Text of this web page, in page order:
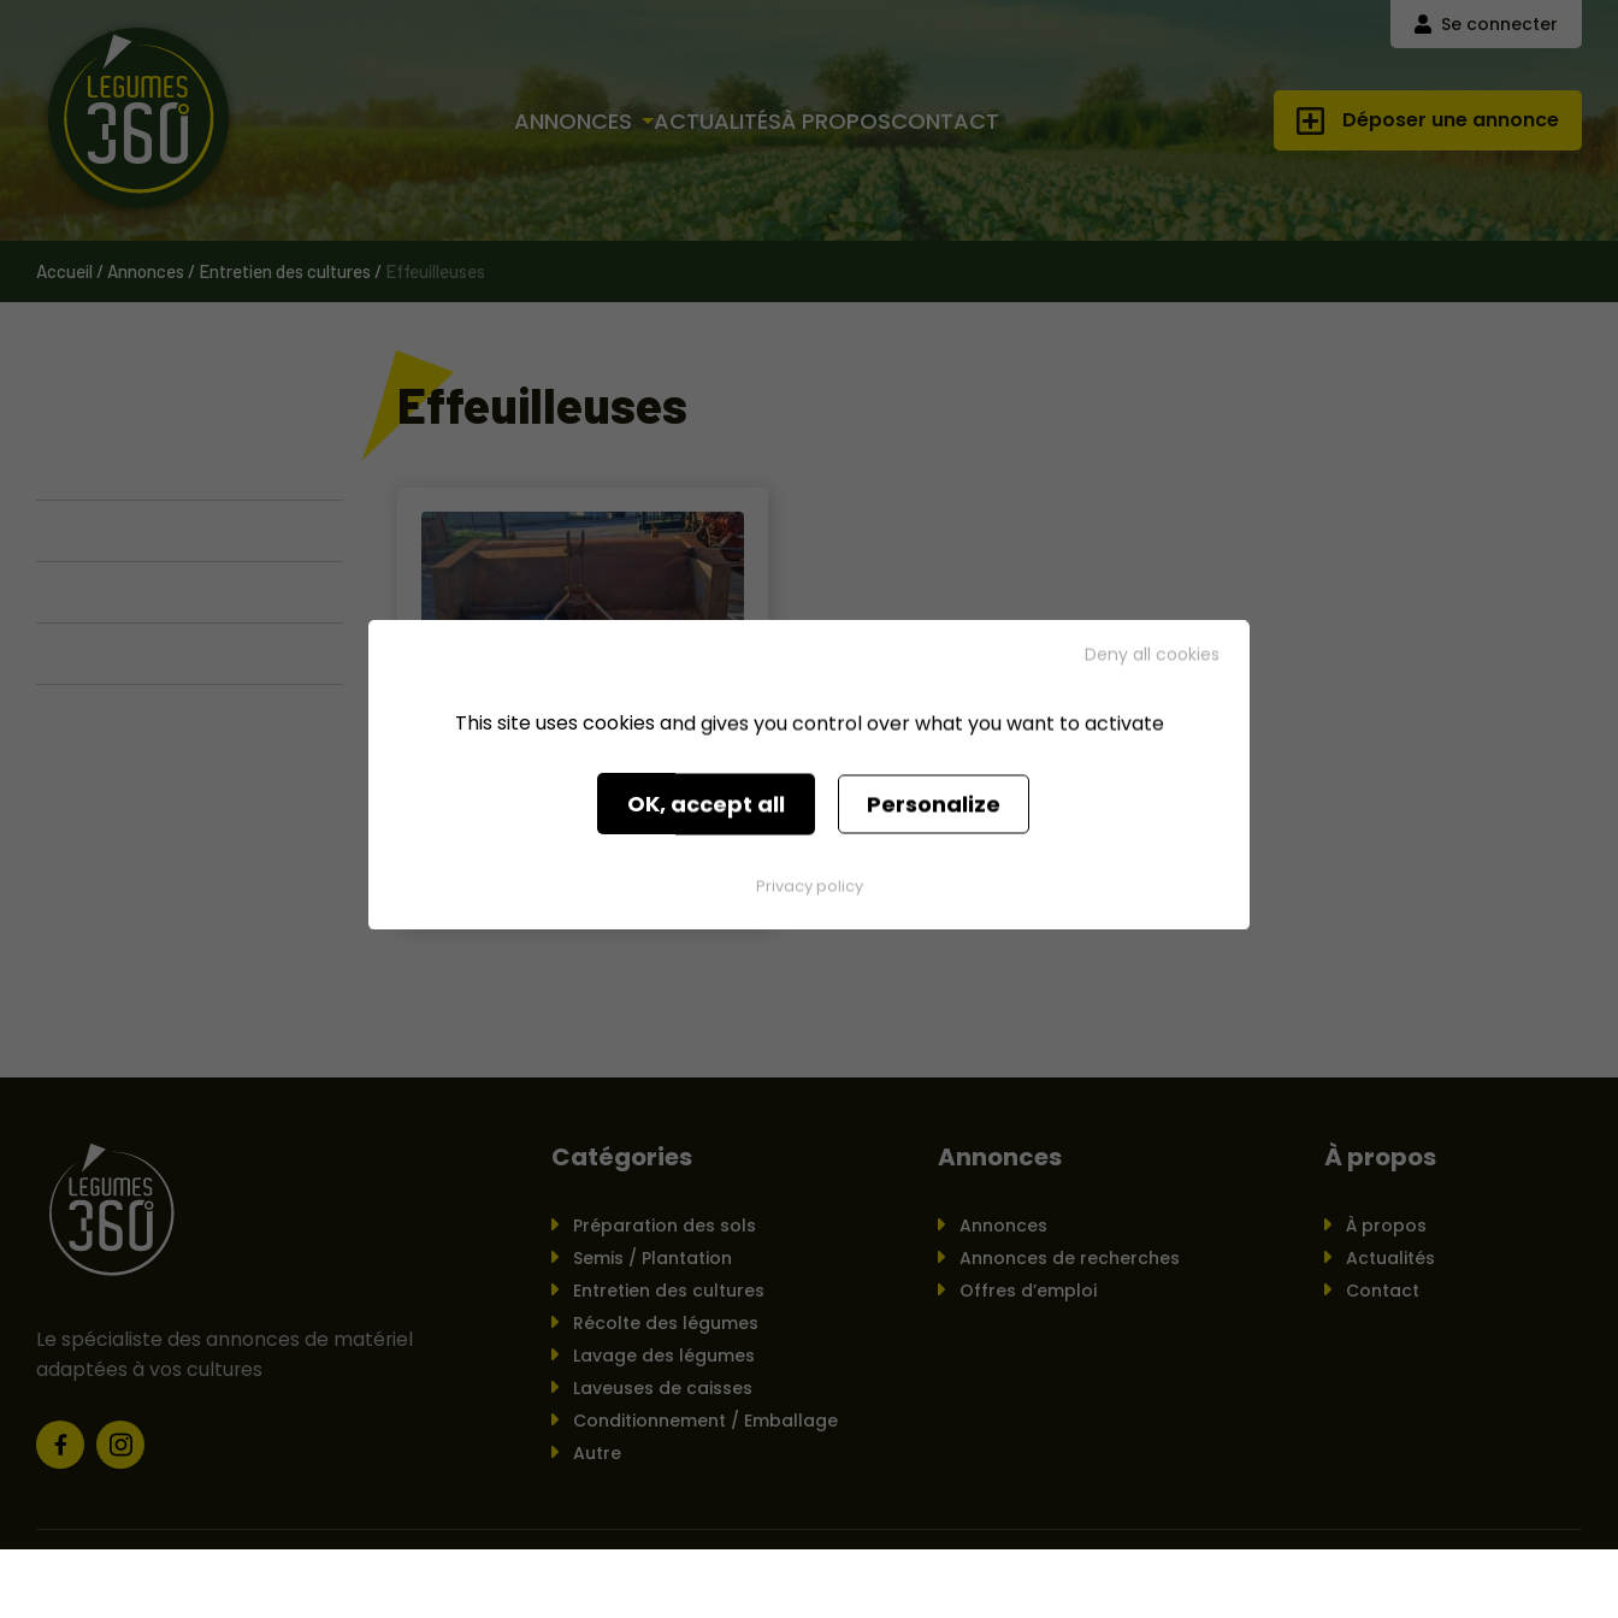
ANNONCES ACTUALITÉSÀ PROPOSCONTACT Déposer une annonce
Se connecter
Accueil / Annonces / Entretien des cultures / Effeuilleuses
Effeuilleuses
Effeuilleuse 1 rotor Carré
Divatte-Sur-Loire (44450 ) 5 Fév 2026
Le spécialiste des annonces de matériel
adaptées à vos cultures
Catégories
Préparation des sols
Semis / Plantation
Entretien des cultures
Récolte des légumes
Lavage des légumes
Laveuses de caisses
Conditionnement / Emballage
Autre
Annonces
Annonces
Annonces de recherches
Offres d’emploi
À propos
À propos
Actualités
Contact
This site uses cookies and gives you control over what you want to activate
OK, accept all
Deny all cookies
Personalize
Privacy policy